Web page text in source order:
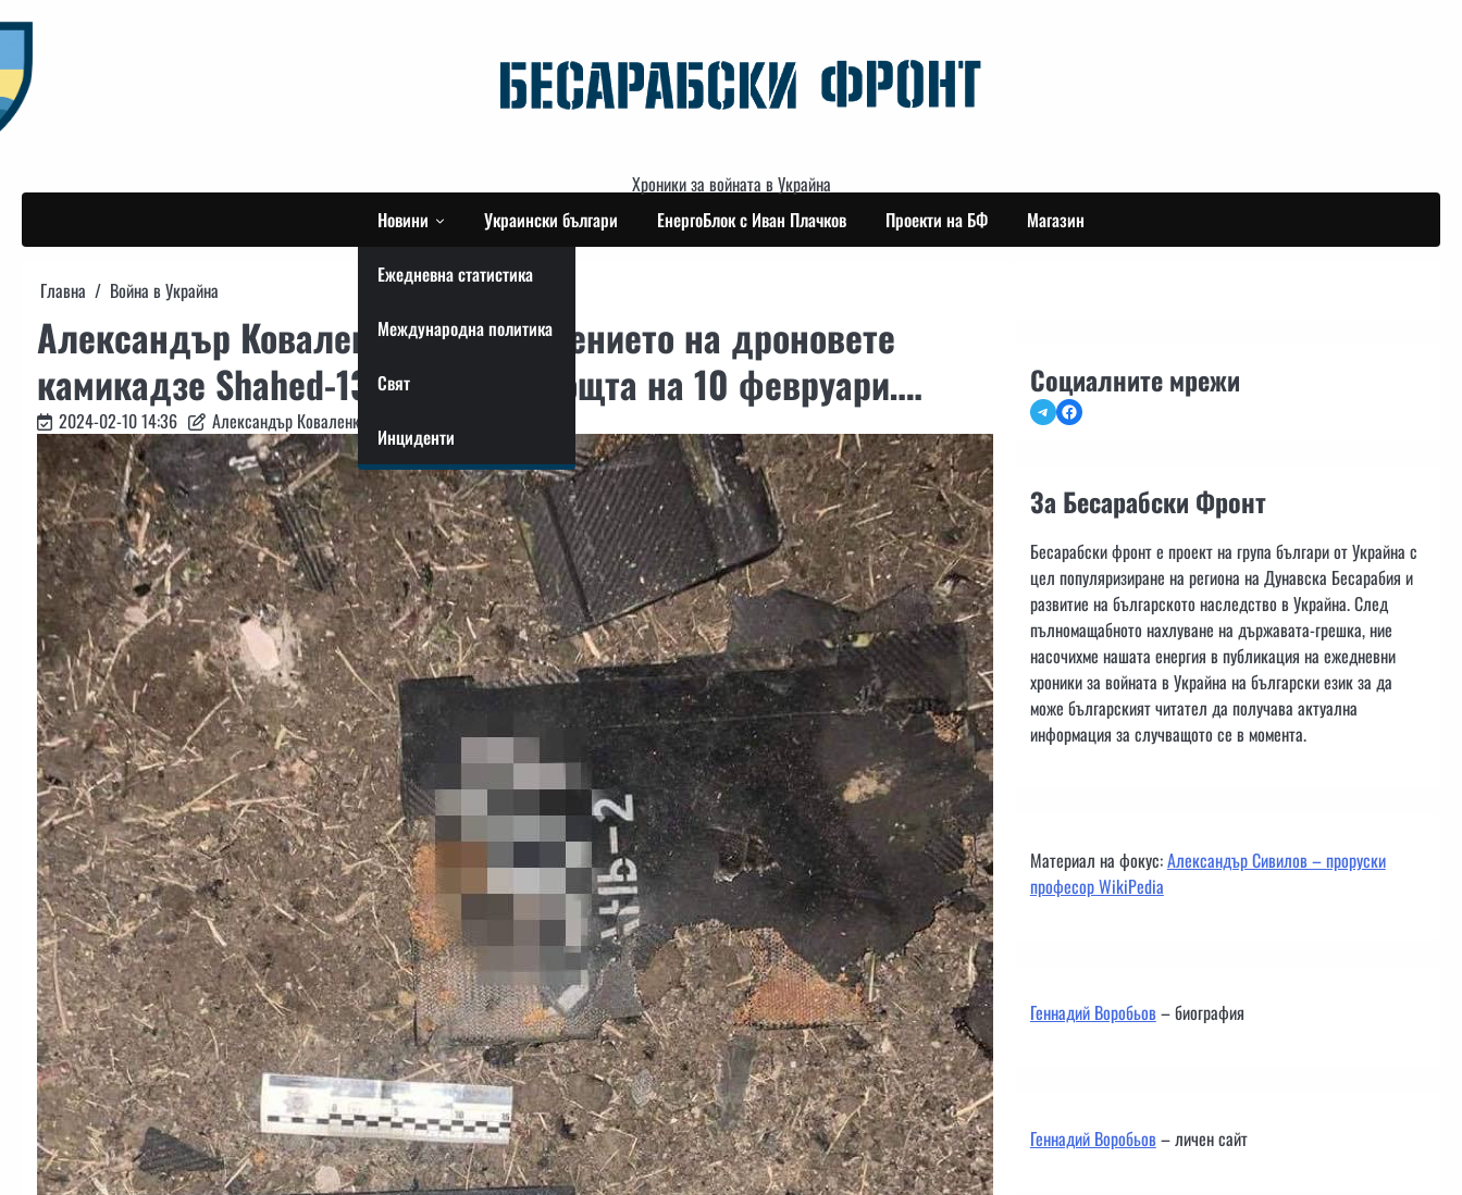
to
content
Хроники за войната в Украйна
Новини
Ежедневна статистика
Международна политика
Свят
Инциденти
Украински българи ЕнергоБлок с Иван Плачков Проекти на БФ Магазин
Главна Война в Украйна
Александър Коваленко: За нападението на дроновете
камикадзе Shahed-131/136 през нощта на 10 февруари….
2024-02-10 14:36 Александър Коваленко
Социалните мрежи
TelegramFacebook
За Бесарабски Фронт
Бесарабски фронт е проект на група българи от Украйна с
цел популяризиране на региона на Дунавска Бесарабия и
развитие на българското наследство в Украйна. След
пълномащабното нахлуване на държавата-грешка, ние
насочихме нашата енергия в публикация на ежедневни
хроники за войната в Украйна на български език за да
може българският читател да получава актуална
информация за случващото се в момента.
Материал на фокус:Александър Сивилов – проруски
професор WikiPedia
Геннадий Воробьов– биография
Геннадий Воробьов– личен сайт